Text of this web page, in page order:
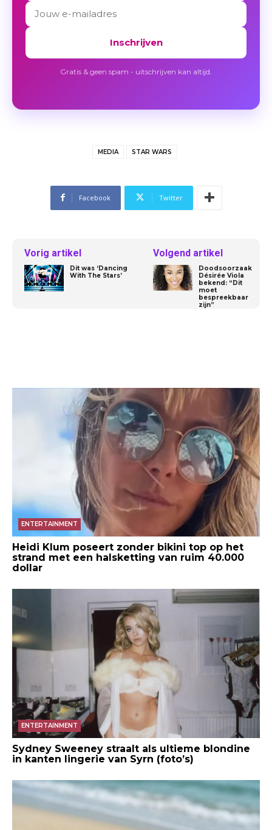
Inschrijven
Gratis & geen spam - uitschrijven kan altijd.
MEDIA STAR WARS
Facebook Twitter
Vorig artikel
Dit was ‘Dancing
With The Stars’
Volgend artikel
Doodsoorzaak
Désirée Viola
bekend: “Dit
moet
bespreekbaar
zijn”
ENTERTAINMENT
Heidi Klum poseert zonder bikini top op het
strand met een halsketting van ruim 40.000
dollar
ENTERTAINMENT
Sydney Sweeney straalt als ultieme blondine
in kanten lingerie van Syrn (foto’s)